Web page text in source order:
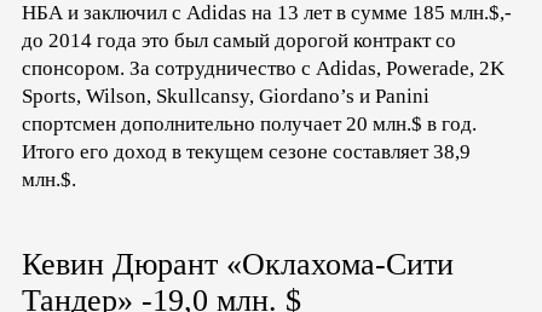
НБА и заключил с Adidas на 13 лет в сумме 185 млн.$,-
до 2014 года это был самый дорогой контракт со
спонсором. За сотрудничество с Adidas, Powerade, 2K
Sports, Wilson, Skullcansy, Giordano’s и Panini
спортсмен дополнительно получает 20 млн.$ в год.
Итого его доход в текущем сезоне составляет 38,9
млн.$.
Кевин Дюрант «Оклахома-Сити
Тандер» -19,0 млн. $